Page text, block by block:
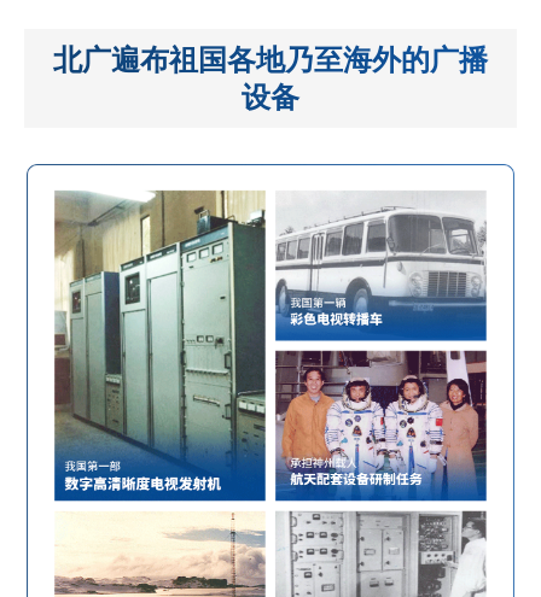
北广遍布祖国各地乃至海外的广播
设备